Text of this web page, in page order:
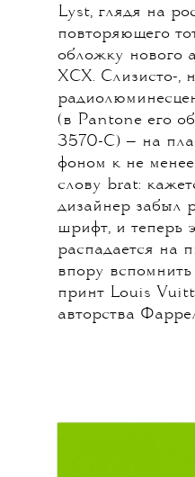
Lyst, глядя на
повторяющего
обложку нового
XCX. Слизисто-,
(в Pantone его
3570-C) — на
фоном к не
слову brat:
дизайнер забыл
шрифт, и теперь
распадается на
впору
принт Louis
авторства